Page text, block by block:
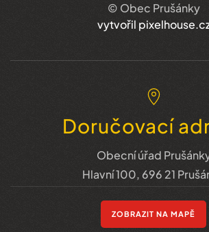
© Obec Prušánky
vytvořil
Doručovací
Obecní úřad
Hlavní 100, 696 21
ZOBRAZIT NA MAPĚ